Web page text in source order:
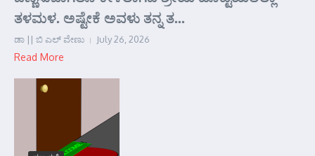
ತಳಮಳ. ಅಷ್ಟೇಕೆ ಅವಳು ತನ್ನ ತ...
ಡಾ || ಬಿ ಎಲ್ ವೇಣು July 26, 2026
Read More